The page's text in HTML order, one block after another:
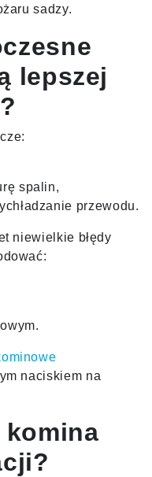
sadzy.
lepszej
spalin,
przewodu.
niewielkie błędy
naciskiem na
komina